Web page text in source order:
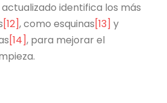
actualizado identifica los más
[12], como esquinas[13] y
[14], para mejorar el